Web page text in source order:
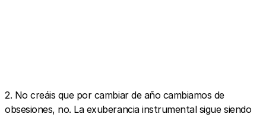
2. No creáis que por cambiar de año cambiamos de
obsesiones, no. La exuberancia instrumental sigue siendo